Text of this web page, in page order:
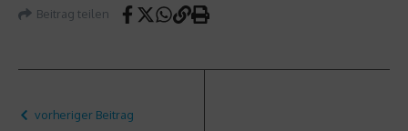
Beitrag teilen
vorheriger Beitrag